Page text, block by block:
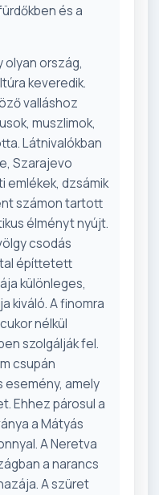
és a
ország,
keveredik.
valláshoz
muszlimok,
Látnivalókban
Szarajevo
emlékek, dzsámik
számon tartott
élményt nyújt.
csodás
építtetett
különleges,
kiváló. A finomra
nélkül
szolgálják fel.
csupán
amely
Ehhez párosul a
a Mátyás
A Neretva
a narancs
A szüret